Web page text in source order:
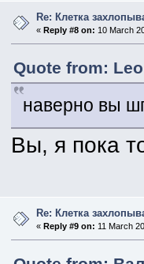
Re: Клетка
« Reply #8 on: 10 March
Quote from:
наверно вы
Вы, я пока
Re: Клетка
«Reply #9 on: 11 March